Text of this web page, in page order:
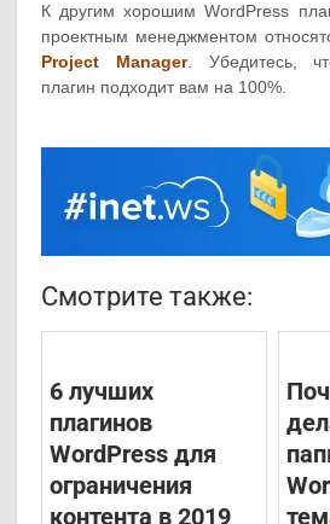
К другим хорошим WordPress
проектным менеджментом
Project Manager. Убедитесь,
плагин подходит вам на 100%.
Смотрите также:
6 лучших
плагинов
WordPress для
ограничения
контента в 2019